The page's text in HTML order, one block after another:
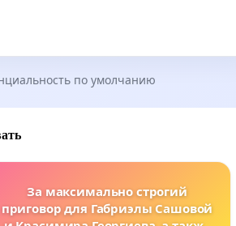
по умолчанию
За максимально строгий
приговор для Габриэлы Сашовой